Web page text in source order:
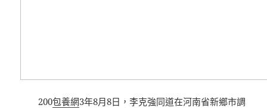
200包養網3年8月8日，李克強同道在河南省新鄉市調